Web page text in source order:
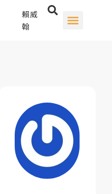
賴威
翰